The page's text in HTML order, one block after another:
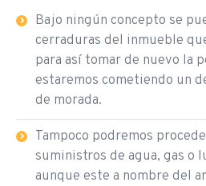
Bajo ningún concepto se
cerraduras del inmueble
para así tomar de nuevo la
estaremos cometiendo un
de morada.
Tampoco podremos
suministros de agua, gas o
aunque este a nombre del